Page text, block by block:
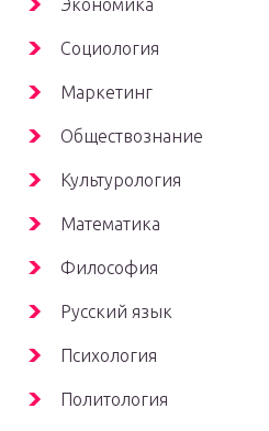
Экономика
Социология
Маркетинг
Обществознание
Культурология
Математика
Философия
Русский язык
Психология
Политология